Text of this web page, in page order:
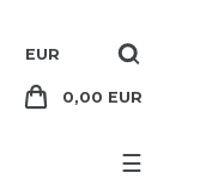
EUR
0,00 EUR
☰